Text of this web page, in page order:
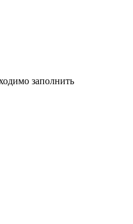
заполнить